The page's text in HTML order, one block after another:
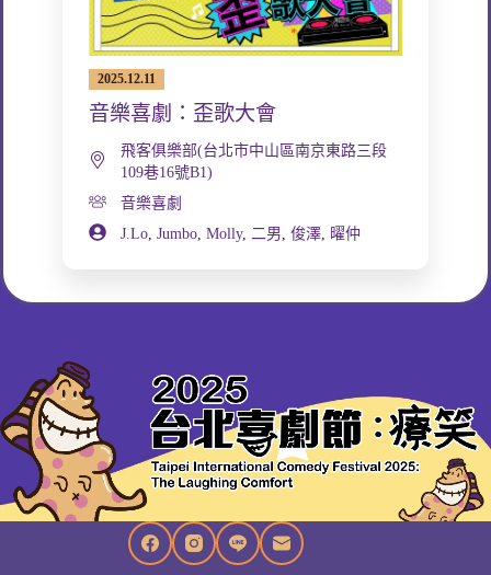
2025.12.11
音樂喜劇：歪歌大會
飛客俱樂部(台北市中山區南京東路三段
109巷16號B1)
音樂喜劇
J.Lo, Jumbo, Molly, 二男, 俊澤, 曜仲